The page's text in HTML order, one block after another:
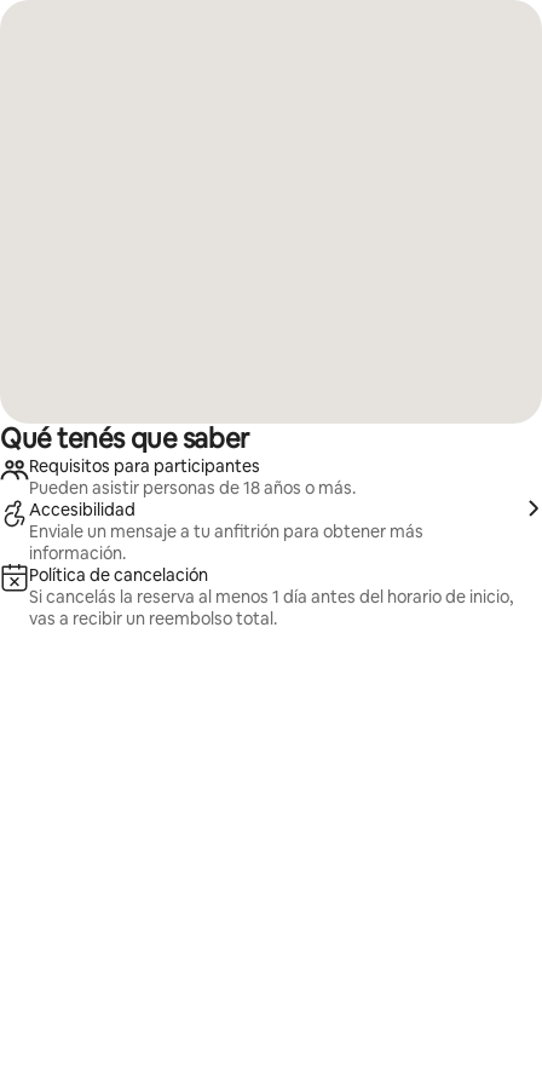
Qué tenés que saber
Requisitos para participantes
Pueden asistir personas de 18 años o más.
Accesibilidad
Enviale un mensaje a tu anfitrión para obtener más
información.
Política de cancelación
Si cancelás la reserva al menos 1 día antes del horario de inicio,
vas a recibir un reembolso total.